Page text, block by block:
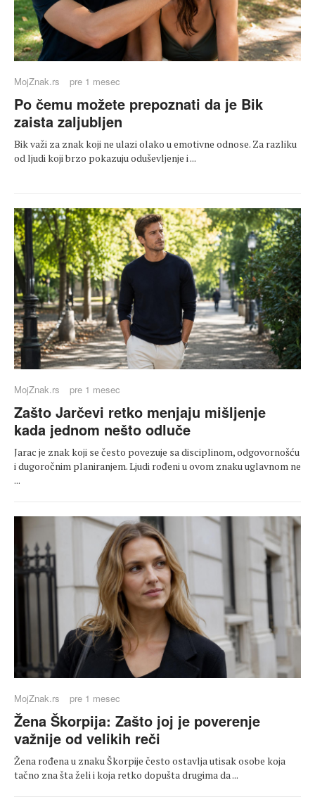
MojZnak.rs pre 1 mesec
Po čemu možete prepoznati da je Bik
zaista zaljubljen
Bik važi za znak koji ne ulazi olako u emotivne odnose. Za razliku
od ljudi koji brzo pokazuju oduševljenje i ...
MojZnak.rs pre 1 mesec
Zašto Jarčevi retko menjaju mišljenje
kada jednom nešto odluče
Jarac je znak koji se često povezuje sa disciplinom, odgovornošću
i dugoročnim planiranjem. Ljudi rođeni u ovom znaku uglavnom ne
...
MojZnak.rs pre 1 mesec
Žena Škorpija: Zašto joj je poverenje
važnije od velikih reči
Žena rođena u znaku Škorpije često ostavlja utisak osobe koja
tačno zna šta želi i koja retko dopušta drugima da ...